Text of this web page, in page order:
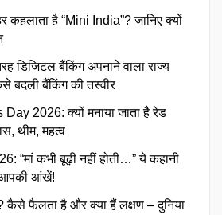
कहलाता है “Mini India”? जानिए क्यों
डिजिटल बैंकिंग अपनाने वाला राज्य
बदली बैंकिंग की तस्वीर
2026: क्यों मनाया जाता है रेड
थीम, महत्व
“मां कभी बूढ़ी नहीं होती…” ये कहानी
आपकी आंखें!
कैसे फैलता है और क्या हैं लक्षण – दुनिया